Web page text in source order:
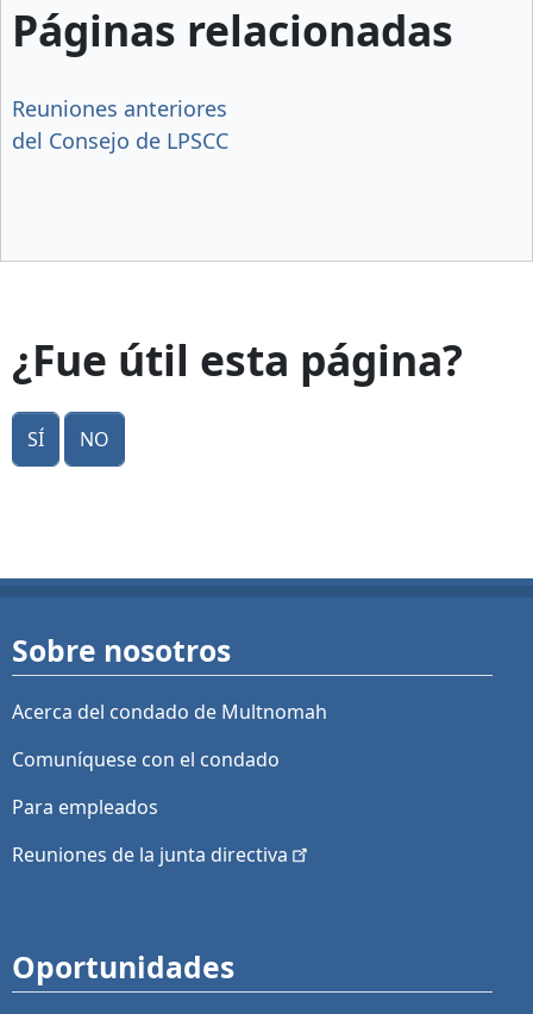
Páginas relacionadas
Reuniones anteriores
del Consejo de LPSCC
¿Fue útil esta página?
Sí No
Sobre nosotros
Acerca del condado de Multnomah
Comuníquese con el condado
Para empleados
Reuniones de la junta directiva
Oportunidades